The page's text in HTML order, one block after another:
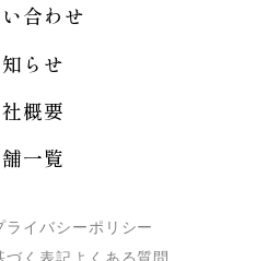
合わせ
らせ
概要
一覧
ライバシーポリシー